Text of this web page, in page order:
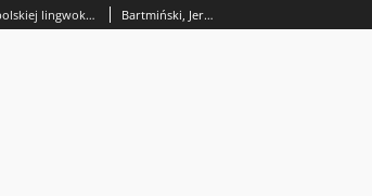
Językowo-kulturowy obraz słomy w polskiej lingwokulturze. Szkic etnolingwistyczny Bartmiński, Jerzy (1939-); Bielak, Agata